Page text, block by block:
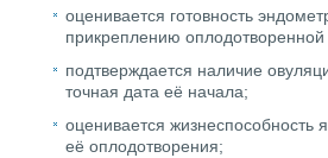
оценивается готовность
прикреплению оплодотворенной
подтверждается наличие
точная дата её начала;
оценивается жизнеспособность
её оплодотворения;